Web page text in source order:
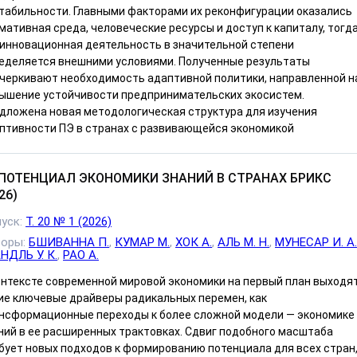
Главными факторами их реконфигурации оказались
среда, человеческие ресурсы и доступ к капиталу, тогда
деятельность в значительной степени
внешними условиями. Полученные результаты
необходимость адаптивной политики, направленной
устойчивости предпринимательских экосистем.
новая методологическая структура для изучения
ПЭ в странах с развивающейся экономикой
ЭКОНОМИКИ ЗНАНИЙ В СТРАНАХ БРИКС
Т. 20 № 1 (2026)
БШИВАННА П., КУМАР М., ХОК А., АЛЬ М. Н., МУНЕСАР И. А.
У. К., РАО А.
современной мировой экономики на первый план
ключевые драйверы радикальных перемен, как
переходы к более сложной модели — экономике
в ее расширенных трактовках. Сдвиг подобного масштаба
новых подходов к формированию потенциала для всех стран,